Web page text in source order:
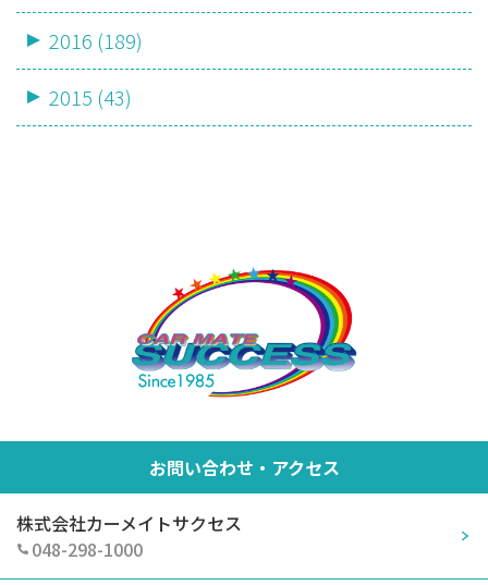
2016 (189)
2015 (43)
お問い合わせ・アクセス
株式会社カーメイトサクセス
048-298-1000